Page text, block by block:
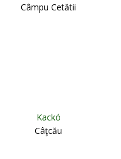
Câmpu Cetătii
Kackó
Câţcău